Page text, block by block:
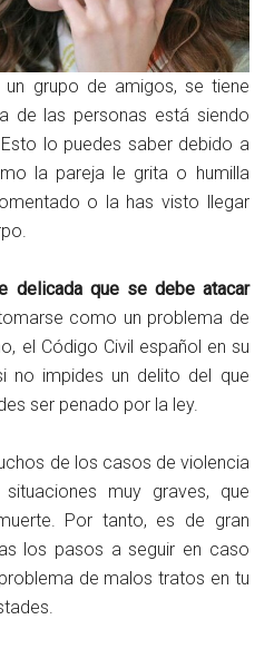
grupo de amigos, se tiene
de las personas está siendo
lo puedes saber debido a
la pareja le grita o humilla
o la has visto llegar
delicada que se debe atacar
como un problema de
el Código Civil español en su
no impides un delito del que
ser penado por la ley.
de los casos de violencia
muy graves, que
Por tanto, es de gran
los pasos a seguir en caso
de malos tratos en tu